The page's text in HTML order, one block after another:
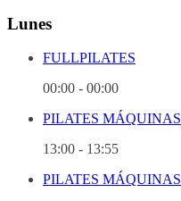
Lunes
FULLPILATES
00:00 - 00:00
PILATES MÁQUINAS
13:00 - 13:55
PILATES MÁQUINAS